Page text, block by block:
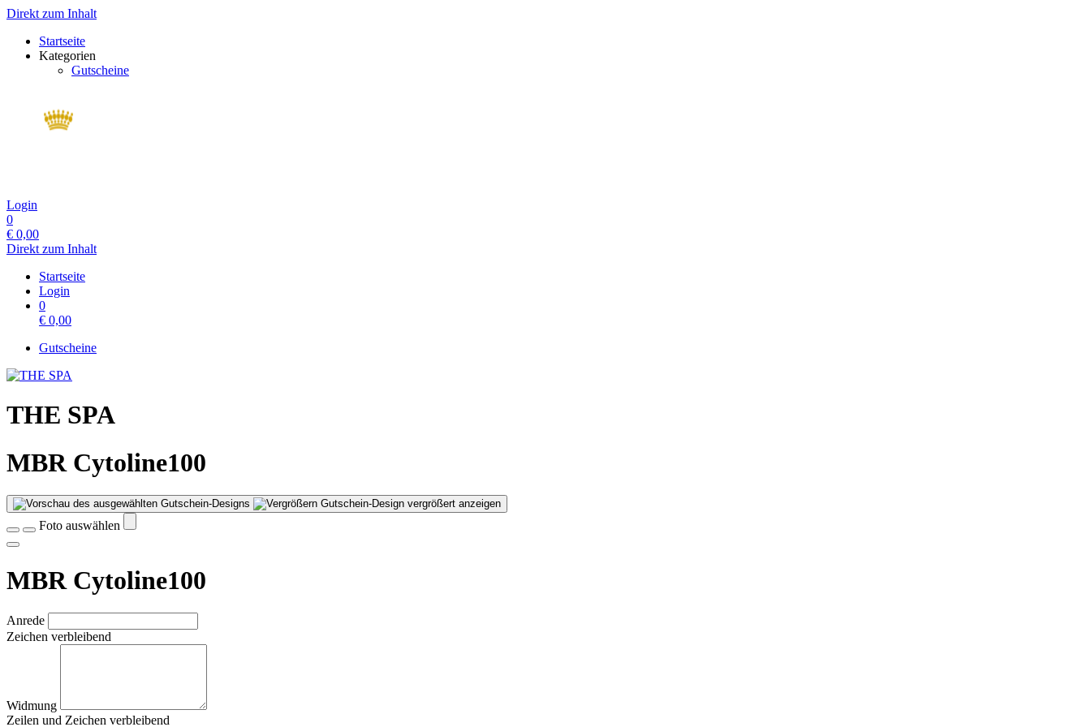
Direkt zum Inhalt
Startseite
Kategorien
Gutscheine
Login
0
€ 0,00
Direkt zum Inhalt
Startseite
Login
0
€ 0,00
Gutscheine
THE SPA
MBR Cytoline100
Gutschein-Design vergrößert anzeigen
Foto auswählen
MBR Cytoline100
Anrede
Zeichen verbleibend
Widmung
Zeilen und Zeichen verbleibend